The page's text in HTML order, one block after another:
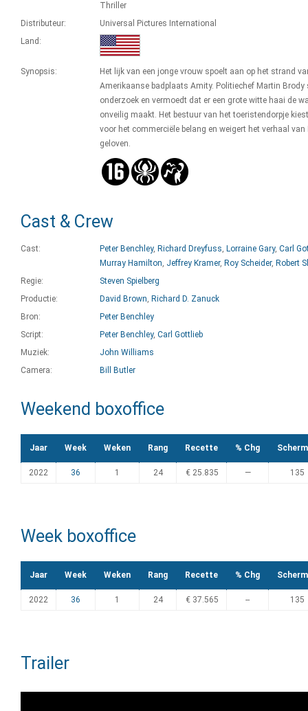
Thriller
Distributeur:
Universal Pictures International
Land:
Synopsis:
Het lijk van een jonge vrouw spoelt aan op het strand
Amerikaanse badplaats Amity. Politiechef Martin Brody
onderzoek en vermoedt dat er een grote witte haai de
onveilig maakt. Het bestuur van het toeristendorpje
voor het commerciële belang en weigert het verhaal van
geloven.
Cast & Crew
Cast: Peter Benchley, Richard Dreyfuss, Lorraine Gary, Carl
Murray Hamilton, Jeffrey Kramer, Roy Scheider, Robert
Regie:
Steven Spielberg
Productie:
David Brown, Richard D. Zanuck
Bron:
Peter Benchley
Script:
Peter Benchley, Carl Gottlieb
Muziek:
John Williams
Camera:
Bill Butler
Weekend boxoffice
Jaar Week Weken Rang Recette % Chg
2022 36 1 24 € 25.835 — 135
Week boxoffice
Jaar Week Weken Rang Recette % Chg
2022 36 1 24 € 37.565 -- 135
Trailer